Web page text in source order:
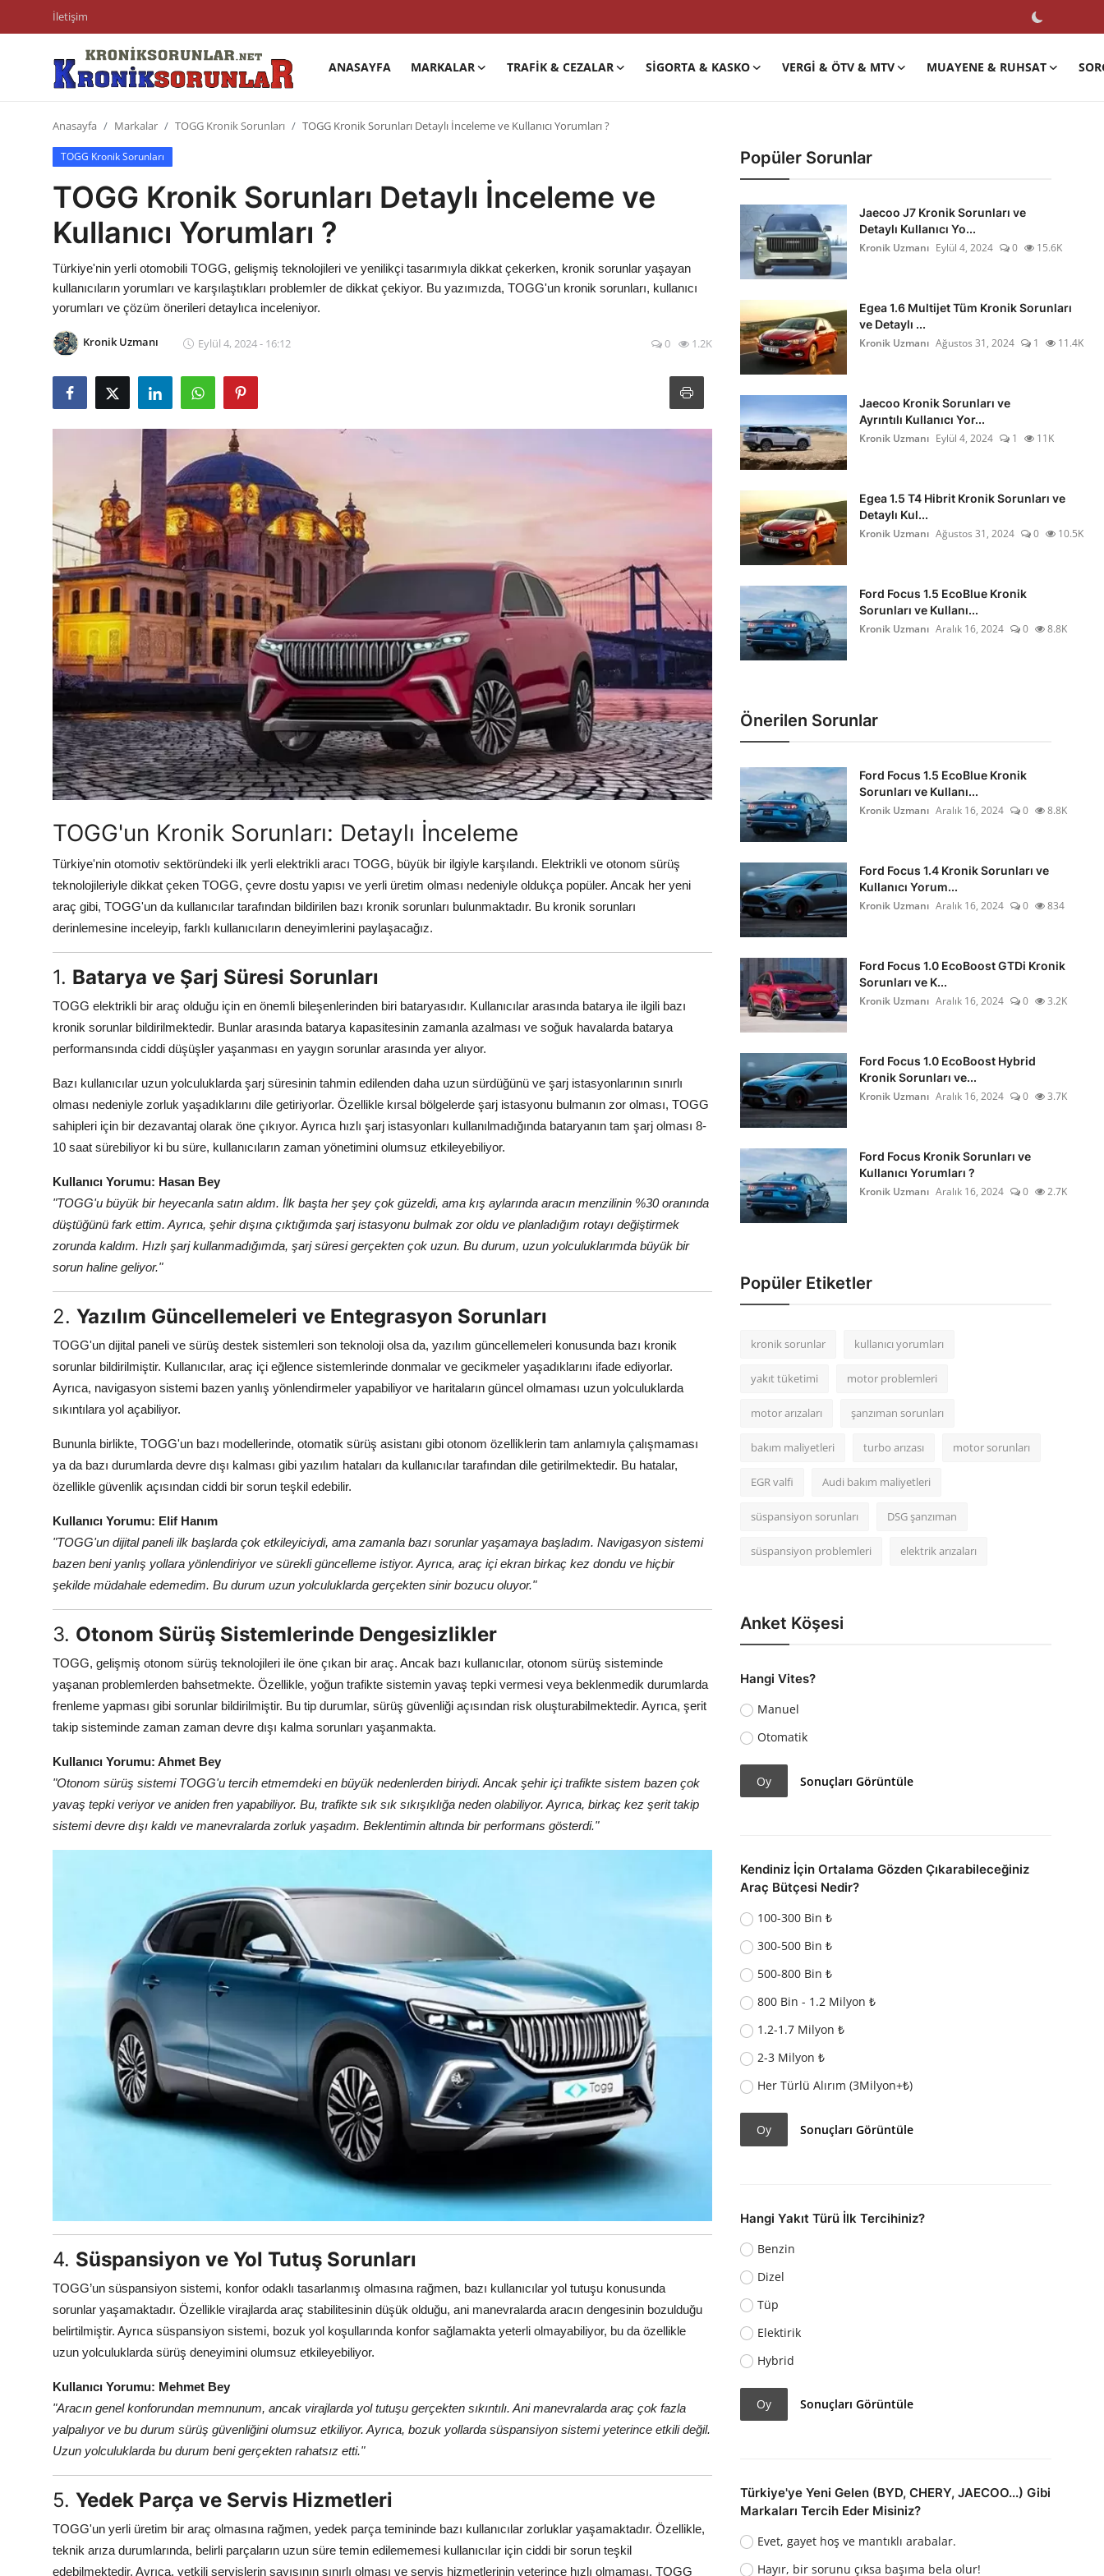
İletişim
ANASAYFA MARKALAR TRAFIK & CEZALAR SIGORTA & KASKO VERGI & ÖTV & MTV MUAYENE & RUHSAT
Trafik & Cezalar
Sigorta & Kasko
Vergi & ÖTV & MTV
Sorgulamalar
İkinci El & Alım-Satım
Bakım & Arıza Çözümleri
Kiralama & Filo
Sürüş & Güvenlik
Lastik & Jant
Yağlar & Sıvılar
LPG & Yakıt
Elektrik & Akü
Klima & Konfor
Aydınlatma & Görüş
Şanzıman & Aktarma
Dizel Sistemler
Multimedya & Elektronik
Anasayfa Markalar TOGG Kronik Sorunları TOGG Kronik Sorunları Detaylı İnceleme ve Kullanıcı Yorumları ?
TOGG Kronik Sorunları
TOGG Kronik Sorunları Detaylı İnceleme ve
Kullanıcı Yorumları ?
Türkiye'nin yerli otomobili TOGG, gelişmiş teknolojileri ve yenilikçi tasarımıyla dikkat çekerken, kronik sorunlar yaşayan
kullanıcıların yorumları ve karşılaştıkları problemler de dikkat çekiyor. Bu yazımızda, TOGG'un kronik sorunları, kullanıcı
yorumları ve çözüm önerileri detaylıca inceleniyor.
Kronik Uzmanı Eylül 4, 2024 - 16:12 0 1.2K
TOGG'un Kronik Sorunları: Detaylı İnceleme
Türkiye'nin otomotiv sektöründeki ilk yerli elektrikli aracı TOGG, büyük bir ilgiyle karşılandı. Elektrikli ve otonom sürüş
teknolojileriyle dikkat çeken TOGG, çevre dostu yapısı ve yerli üretim olması nedeniyle oldukça popüler. Ancak her yeni
araç gibi, TOGG'un da kullanıcılar tarafından bildirilen bazı kronik sorunları bulunmaktadır. Bu kronik sorunları
derinlemesine inceleyip, farklı kullanıcıların deneyimlerini paylaşacağız.
1. Batarya ve Şarj Süresi Sorunları
TOGG elektrikli bir araç olduğu için en önemli bileşenlerinden biri bataryasıdır. Kullanıcılar arasında batarya ile ilgili bazı
kronik sorunlar bildirilmektedir. Bunlar arasında batarya kapasitesinin zamanla azalması ve soğuk havalarda batarya
performansında ciddi düşüşler yaşanması en yaygın sorunlar arasında yer alıyor.
Bazı kullanıcılar uzun yolculuklarda şarj süresinin tahmin edilenden daha uzun sürdüğünü ve şarj istasyonlarının sınırlı
olması nedeniyle zorluk yaşadıklarını dile getiriyorlar. Özellikle kırsal bölgelerde şarj istasyonu bulmanın zor olması, TOGG
sahipleri için bir dezavantaj olarak öne çıkıyor. Ayrıca hızlı şarj istasyonları kullanılmadığında bataryanın tam şarj olması 8-
10 saat sürebiliyor ki bu süre, kullanıcıların zaman yönetimini olumsuz etkileyebiliyor.
Kullanıcı Yorumu: Hasan Bey
"TOGG'u büyük bir heyecanla satın aldım. İlk başta her şey çok güzeldi, ama kış aylarında aracın menzilinin %30 oranında
düştüğünü fark ettim. Ayrıca, şehir dışına çıktığımda şarj istasyonu bulmak zor oldu ve planladığım rotayı değiştirmek
zorunda kaldım. Hızlı şarj kullanmadığımda, şarj süresi gerçekten çok uzun. Bu durum, uzun yolculuklarımda büyük bir
sorun haline geliyor."
2. Yazılım Güncellemeleri ve Entegrasyon Sorunları
TOGG'un dijital paneli ve sürüş destek sistemleri son teknoloji olsa da, yazılım güncellemeleri konusunda bazı kronik
sorunlar bildirilmiştir. Kullanıcılar, araç içi eğlence sistemlerinde donmalar ve gecikmeler yaşadıklarını ifade ediyorlar.
Ayrıca, navigasyon sistemi bazen yanlış yönlendirmeler yapabiliyor ve haritaların güncel olmaması uzun yolculuklarda
sıkıntılara yol açabiliyor.
Bununla birlikte, TOGG'un bazı modellerinde, otomatik sürüş asistanı gibi otonom özelliklerin tam anlamıyla çalışmaması
ya da bazı durumlarda devre dışı kalması gibi yazılım hataları da kullanıcılar tarafından dile getirilmektedir. Bu hatalar,
özellikle güvenlik açısından ciddi bir sorun teşkil edebilir.
Kullanıcı Yorumu: Elif Hanım
"TOGG'un dijital paneli ilk başlarda çok etkileyiciydi, ama zamanla bazı sorunlar yaşamaya başladım. Navigasyon sistemi
bazen beni yanlış yollara yönlendiriyor ve sürekli güncelleme istiyor. Ayrıca, araç içi ekran birkaç kez dondu ve hiçbir
şekilde müdahale edemedim. Bu durum uzun yolculuklarda gerçekten sinir bozucu oluyor."
3. Otonom Sürüş Sistemlerinde Dengesizlikler
TOGG, gelişmiş otonom sürüş teknolojileri ile öne çıkan bir araç. Ancak bazı kullanıcılar, otonom sürüş sisteminde
yaşanan problemlerden bahsetmekte. Özellikle, yoğun trafikte sistemin yavaş tepki vermesi veya beklenmedik durumlarda
frenleme yapması gibi sorunlar bildirilmiştir. Bu tip durumlar, sürüş güvenliği açısından risk oluşturabilmektedir. Ayrıca, şerit
takip sisteminde zaman zaman devre dışı kalma sorunları yaşanmakta.
Kullanıcı Yorumu: Ahmet Bey
"Otonom sürüş sistemi TOGG'u tercih etmemdeki en büyük nedenlerden biriydi. Ancak şehir içi trafikte sistem bazen çok
yavaş tepki veriyor ve aniden fren yapabiliyor. Bu, trafikte sık sık sıkışıklığa neden olabiliyor. Ayrıca, birkaç kez şerit takip
sistemi devre dışı kaldı ve manevralarda zorluk yaşadım. Beklentimin altında bir performans gösterdi."
4. Süspansiyon ve Yol Tutuş Sorunları
TOGG’un süspansiyon sistemi, konfor odaklı tasarlanmış olmasına rağmen, bazı kullanıcılar yol tutuşu konusunda
sorunlar yaşamaktadır. Özellikle virajlarda araç stabilitesinin düşük olduğu, ani manevralarda aracın dengesinin bozulduğu
belirtilmiştir. Ayrıca süspansiyon sistemi, bozuk yol koşullarında konfor sağlamakta yeterli olmayabiliyor, bu da özellikle
uzun yolculuklarda sürüş deneyimini olumsuz etkileyebiliyor.
Kullanıcı Yorumu: Mehmet Bey
"Aracın genel konforundan memnunum, ancak virajlarda yol tutuşu gerçekten sıkıntılı. Ani manevralarda araç çok fazla
yalpalıyor ve bu durum sürüş güvenliğini olumsuz etkiliyor. Ayrıca, bozuk yollarda süspansiyon sistemi yeterince etkili değil.
Uzun yolculuklarda bu durum beni gerçekten rahatsız etti."
5. Yedek Parça ve Servis Hizmetleri
TOGG'un yerli üretim bir araç olmasına rağmen, yedek parça temininde bazı kullanıcılar zorluklar yaşamaktadır. Özellikle,
teknik arıza durumlarında, belirli parçaların uzun süre temin edilememesi kullanıcılar için ciddi bir sorun teşkil
edebilmektedir. Ayrıca, yetkili servislerin sayısının sınırlı olması ve servis hizmetlerinin yeterince hızlı olmaması, TOGG
Popüler Sorunlar
Jaecoo J7 Kronik Sorunları ve
Detaylı Kullanıcı Yo...
Kronik Uzmanı Eylül 4, 2024 0 15.6K
Egea 1.6 Multijet Tüm Kronik Sorunları
ve Detaylı ...
Kronik Uzmanı Ağustos 31, 2024 1 11.4K
Jaecoo Kronik Sorunları ve
Ayrıntılı Kullanıcı Yor...
Kronik Uzmanı Eylül 4, 2024 1 11K
Egea 1.5 T4 Hibrit Kronik Sorunları ve
Detaylı Kul...
Kronik Uzmanı Ağustos 31, 2024 0 10.5K
Ford Focus 1.5 EcoBlue Kronik
Sorunları ve Kullanı...
Kronik Uzmanı Aralık 16, 2024 0 8.8K
Önerilen Sorunlar
Ford Focus 1.5 EcoBlue Kronik
Sorunları ve Kullanı...
Kronik Uzmanı Aralık 16, 2024 0 8.8K
Ford Focus 1.4 Kronik Sorunları ve
Kullanıcı Yorum...
Kronik Uzmanı Aralık 16, 2024 0 834
Ford Focus 1.0 EcoBoost GTDi Kronik
Sorunları ve K...
Kronik Uzmanı Aralık 16, 2024 0 3.2K
Ford Focus 1.0 EcoBoost Hybrid
Kronik Sorunları ve...
Kronik Uzmanı Aralık 16, 2024 0 3.7K
Ford Focus Kronik Sorunları ve
Kullanıcı Yorumları ?
Kronik Uzmanı Aralık 16, 2024 0 2.7K
Popüler Etiketler
kronik sorunlar kullanıcı yorumları
yakıt tüketimi motor problemleri
motor arızaları şanzıman sorunları
bakım maliyetleri turbo arızası motor sorunları
EGR valfi Audi bakım maliyetleri
süspansiyon sorunları DSG şanzıman
süspansiyon problemleri elektrik arızaları
Anket Köşesi
Hangi Vites?
Manuel
Otomatik
Oy Sonuçları Görüntüle
Kendiniz İçin Ortalama Gözden Çıkarabileceğiniz
Araç Bütçesi Nedir?
100-300 Bin ₺
300-500 Bin ₺
500-800 Bin ₺
800 Bin - 1.2 Milyon ₺
1.2-1.7 Milyon ₺
2-3 Milyon ₺
Her Türlü Alırım (3Milyon+₺)
Oy Sonuçları Görüntüle
Hangi Yakıt Türü İlk Tercihiniz?
Benzin
Dizel
Tüp
Elektirik
Hybrid
Oy Sonuçları Görüntüle
Türkiye'ye Yeni Gelen (BYD, CHERY, JAECOO...) Gibi
Markaları Tercih Eder Misiniz?
Evet, gayet hoş ve mantıklı arabalar.
Hayır, bir sorunu çıksa başıma bela olur!